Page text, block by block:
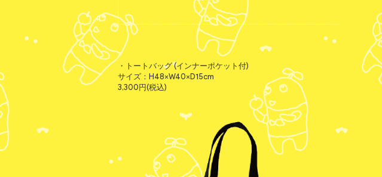
・トートバッグ (インナーポケット付)
サイズ：H48×W40×D15cm
3,300円(税込)